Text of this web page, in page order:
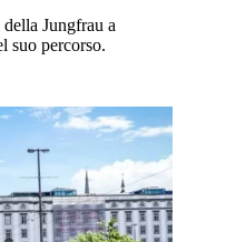
Jungfrau a
suo percorso.